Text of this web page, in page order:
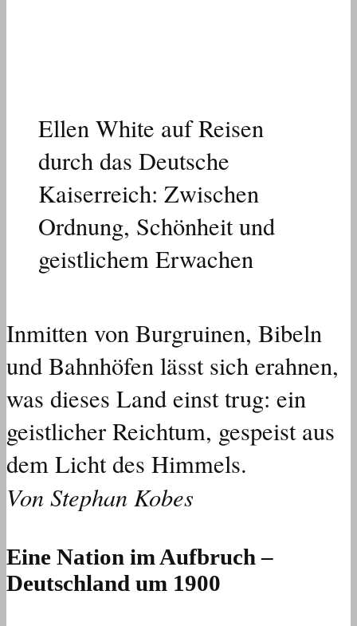
Ellen White auf Reisen
durch das Deutsche
Kaiserreich: Zwischen
Ordnung, Schönheit und
geistlichem Erwachen
Inmitten von Burgruinen, Bibeln
und Bahnhöfen lässt sich erahnen,
was dieses Land einst trug: ein
geistlicher Reichtum, gespeist aus
dem Licht des Himmels.
Von Stephan Kobes
Eine Nation im Aufbruch –
Deutschland um 1900